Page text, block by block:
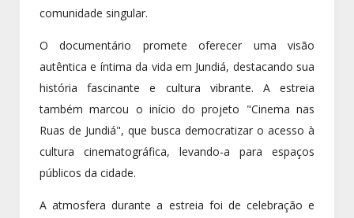
comunidade singular.
O documentário promete oferecer uma visão
autêntica e íntima da vida em Jundiá, destacando sua
história fascinante e cultura vibrante. A estreia
também marcou o início do projeto "Cinema nas
Ruas de Jundiá", que busca democratizar o acesso à
cultura cinematográfica, levando-a para espaços
públicos da cidade.
A atmosfera durante a estreia foi de celebração e